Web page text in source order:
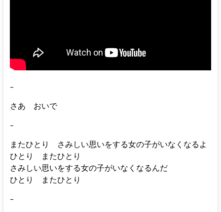
–
さあ おいで
–
またひとり さみしい思いをする女の子がいなくなるよ
ひとり またひとり
さみしい思いをする女の子がいなくなるんだ
ひとり またひとり
–